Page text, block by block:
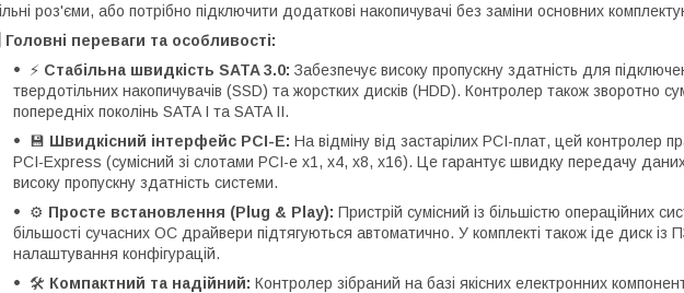
роз'єми, або потрібно підключити додаткові накопичувачі без заміни основних
Головні переваги та особливості:
⚡ Стабільна швидкість SATA 3.0: Забезпечує високу пропускну здатність для
твердотільних накопичувачів (SSD) та жорстких дисків (HDD). Контролер також зворотно
попередніх поколінь SATA I та SATA II.
💾 Швидкісний інтерфейс PCI-E: На відміну від застарілих PCI-плат, цей контролер
PCI-Express (сумісний зі слотами PCI-e x1, x4, x8, x16). Це гарантує швидку передачу
високу пропускну здатність системи.
⚙️ Просте встановлення (Plug & Play): Пристрій сумісний із більшістю операційних
більшості сучасних ОС драйвери підтягуються автоматично. У комплекті також іде диск із
налаштування конфігурацій.
🛠️ Компактний та надійний: Контролер зібраний на базі якісних електронних